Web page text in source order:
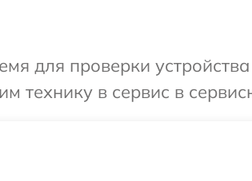
для проверки устройства
технику в сервис в